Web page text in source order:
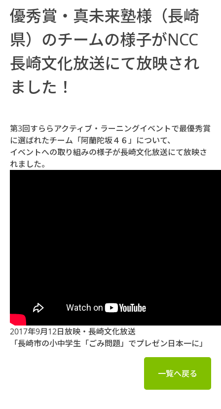
優秀賞・真未来塾様（長崎
県）のチームの様子がNCC
長崎文化放送にて放映され
ました！
第3回すららアクティブ・ラーニングイベントで最優秀賞
に選ばれたチーム「阿蘭陀坂４６」について、
イベントへの取り組みの様子が長崎文化放送にて放映さ
れました。
2017年9月12日放映・長崎文化放送
「長崎市の小中学生「ごみ問題」でプレゼン日本一に」
一覧へ戻る